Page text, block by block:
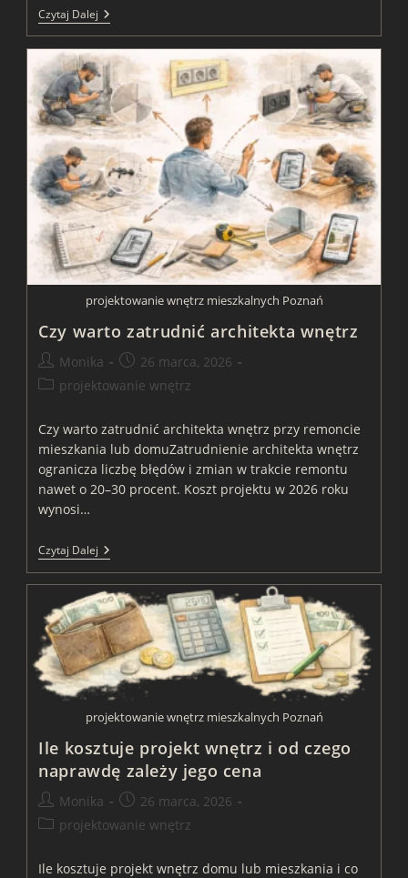
Czytaj Dalej Kiedy
Zatrudnić
Wnętrz
Żeby
Przejść
Przez
Remont
Spokojnie
I
Świadomie
projektowanie wnętrz mieszkalnych Poznań
Czy warto zatrudnić architekta wnętrz
Post
author:
Monika
Post
published:
26 marca, 2026
Postprojektowanie wnętrz
Czy warto zatrudnić architekta wnętrz przy remoncie
mieszkania lub domuZatrudnienie architekta wnętrz
ogranicza liczbę błędów i zmian w trakcie remontu
nawet o 20–30 procent. Koszt projektu w 2026 roku
wynosi…
Czytaj Dalej Czy
Warto
Architekta
Wnętrz
projektowanie wnętrz mieszkalnych Poznań
Ile kosztuje projekt wnętrz i od czego
naprawdę zależy jego cena
Post
author:
Monika
Post
published:
26 marca, 2026
Postprojektowanie wnętrz
Ile kosztuje projekt wnętrz domu lub mieszkania i co